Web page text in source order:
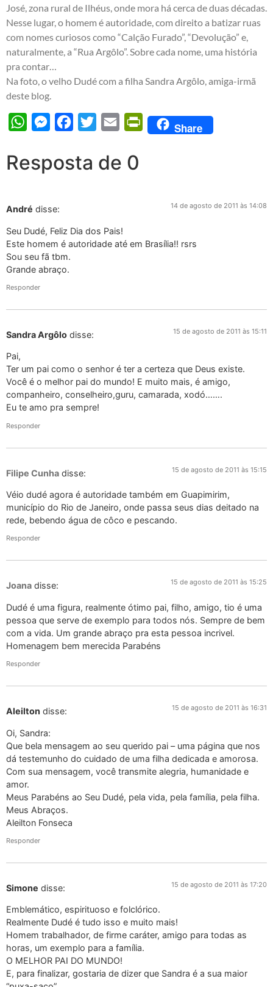
José, zona rural de Ilhéus, onde mora há cerca de duas décadas.
Nesse lugar, o homem é autoridade, com direito a batizar ruas
com nomes curiosos como “Calção Furado”, “Devolução” e,
naturalmente, a “Rua Argôlo”. Sobre cada nome, uma história
pra contar…
Na foto, o velho Dudé com a filha Sandra Argôlo, amiga-irmã
deste blog.
WhatsAppMessengerFacebook
Twitter Email PrintFriendly
Share
Resposta de 0
André disse: 14 de agosto de 2011 às 14:08
Seu Dudé, Feliz Dia dos Pais!
Este homem é autoridade até em Brasília!! rsrs
Sou seu fã tbm.
Grande abraço.
Responder
Sandra Argôlo disse: 15 de agosto de 2011 às 15:11
Pai,
Ter um pai como o senhor é ter a certeza que Deus existe.
Você é o melhor pai do mundo! E muito mais, é amigo,
companheiro, conselheiro,guru, camarada, xodó…….
Eu te amo pra sempre!
Responder
Filipe Cunha disse: 15 de agosto de 2011 às 15:15
Véio dudé agora é autoridade também em Guapimirim,
município do Rio de Janeiro, onde passa seus dias deitado na
rede, bebendo água de côco e pescando.
Responder
Joana disse: 15 de agosto de 2011 às 15:25
Dudé é uma figura, realmente ótimo pai, filho, amigo, tio é uma
pessoa que serve de exemplo para todos nós. Sempre de bem
com a vida. Um grande abraço pra esta pessoa incrivel.
Homenagem bem merecida Parabéns
Responder
Aleilton disse: 15 de agosto de 2011 às 16:31
Oi, Sandra:
Que bela mensagem ao seu querido pai – uma página que nos
dá testemunho do cuidado de uma filha dedicada e amorosa.
Com sua mensagem, você transmite alegria, humanidade e
amor.
Meus Parabéns ao Seu Dudé, pela vida, pela família, pela filha.
Meus Abraços.
Aleilton Fonseca
Responder
Simone disse: 15 de agosto de 2011 às 17:20
Emblemático, espirituoso e folclórico.
Realmente Dudé é tudo isso e muito mais!
Homem trabalhador, de firme caráter, amigo para todas as
horas, um exemplo para a família.
O MELHOR PAI DO MUNDO!
E, para finalizar, gostaria de dizer que Sandra é a sua maior